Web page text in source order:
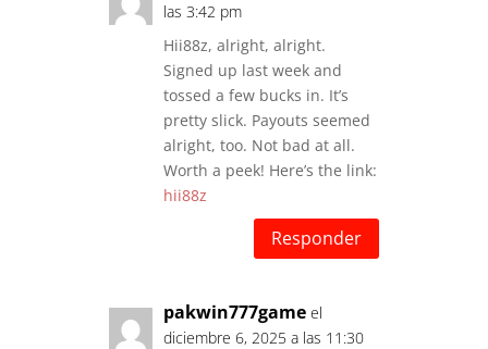
las 3:42 pm
Hii88z, alright, alright.
Signed up last week and
tossed a few bucks in. It’s
pretty slick. Payouts seemed
alright, too. Not bad at all.
Worth a peek! Here’s the link:
hii88z
Responder
pakwin777game el
diciembre 6, 2025 a las 11:30